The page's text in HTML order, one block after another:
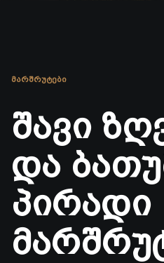
ᲛᲐᲠᲨᲠᲣᲢᲔᲑᲘ
შავი
და
პირადი